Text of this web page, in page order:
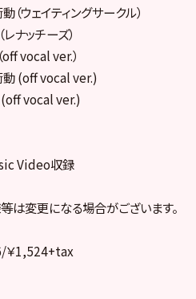
（ウェイティングサークル）
ナッチーズ）
off vocal ver.）
動 (off vocal ver.)
(off vocal ver.)
Video収録
は変更になる場合がございます。
￥1,524+tax